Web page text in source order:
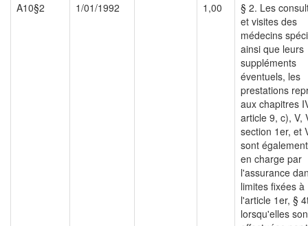
A10§2
1/01/1992 1,00
§ 2. Les
et visites des
médecins
ainsi que leurs
suppléments
éventuels, les
prestations
aux chapitres
article 9, c), V,
section 1er, et
sont
en charge par
l'assurance
limites fixées à
l'article 1er, §
lorsqu'elles